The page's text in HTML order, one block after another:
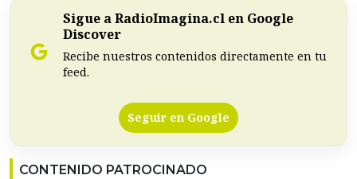
Sigue a RadioImagina.cl en Google
Discover
Recibe nuestros contenidos directamente en tu
feed.
Seguir en Google
CONTENIDO PATROCINADO